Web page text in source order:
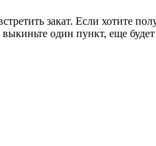
закат. Если хотите
один пункт, еще будет